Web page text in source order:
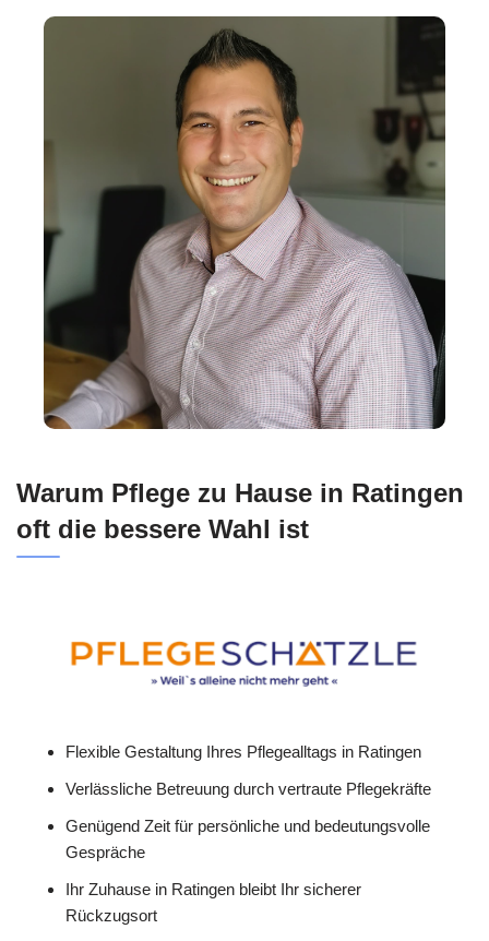
Warum Pflege zu Hause in Ratingen
oft die bessere Wahl ist
Flexible Gestaltung Ihres Pflegealltags in Ratingen
Verlässliche Betreuung durch vertraute Pflegekräfte
Genügend Zeit für persönliche und bedeutungsvolle
Gespräche
Ihr Zuhause in Ratingen bleibt Ihr sicherer
Rückzugsort